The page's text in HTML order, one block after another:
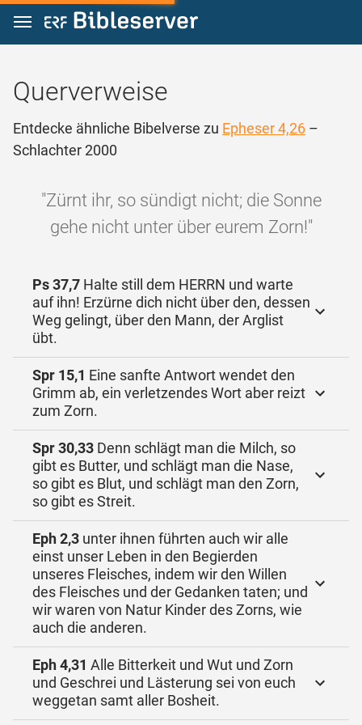
Zum Inhalt springen
Querverweise
Entdecke ähnliche Bibelverse zu Epheser 4,26 –
Schlachter 2000
"Zürnt ihr, so sündigt nicht; die Sonne
gehe nicht unter über eurem Zorn!"
Ps 37,7 Halte still dem HERRN und warte
auf ihn! Erzürne dich nicht über den, dessen
Weg gelingt, über den Mann, der Arglist
übt.
Spr 15,1 Eine sanfte Antwort wendet den
Grimm ab, ein verletzendes Wort aber reizt
zum Zorn.
Spr 30,33 Denn schlägt man die Milch, so
gibt es Butter, und schlägt man die Nase,
so gibt es Blut, und schlägt man den Zorn,
so gibt es Streit.
Eph 2,3 unter ihnen führten auch wir alle
einst unser Leben in den Begierden
unseres Fleisches, indem wir den Willen
des Fleisches und der Gedanken taten; und
wir waren von Natur Kinder des Zorns, wie
auch die anderen.
Eph 4,31 Alle Bitterkeit und Wut und Zorn
und Geschrei und Lästerung sei von euch
weggetan samt aller Bosheit.